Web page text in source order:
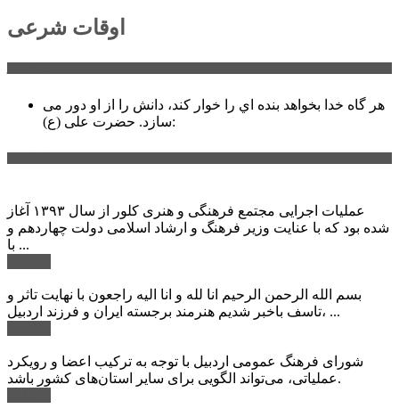
اوقات شرعی
هر گاه خدا بخواهد بنده اي را خوار كند، دانش را از او دور می
سازد.حضرت علی (ع):
عملیات اجرایی مجتمع فرهنگی و هنری کلور از سال ۱۳۹۳ آغاز
شده بود که با عنایت وزیر فرهنگ و ارشاد اسلامی دولت چهاردهم و
با ...
بسم الله الرحمن الرحیم انا لله و انا الیه راجعون با نهایت تاثر و
تاسف باخبر شدیم هنرمند برجسته ایران و فرزند اردبیل، ...
شورای فرهنگ عمومی اردبیل با توجه به ترکیب اعضا و رویکرد
عملیاتی، می‌تواند الگویی برای سایر استان‌های کشور باشد.